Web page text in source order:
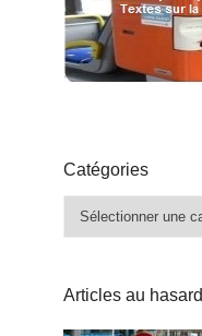
Catégories
Articles au hasard